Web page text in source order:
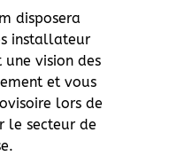
disposera
installateur
vision des
et vous
lors de
le secteur de